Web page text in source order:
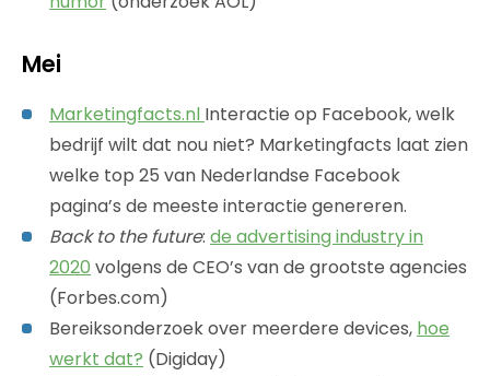
Mei
Marketingfacts.nl Interactie op Facebook, welk
bedrijf wilt dat nou niet? Marketingfacts laat zien
welke top 25 van Nederlandse Facebook
pagina’s de meeste interactie genereren.
Back to the future: de advertising industry in
2020 volgens de CEO’s van de grootste agencies
(Forbes.com)
Bereiksonderzoek over meerdere devices, hoe
werkt dat? (Digiday)